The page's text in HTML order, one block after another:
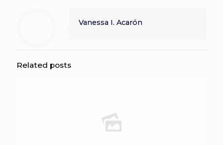
Vanessa I. Acarón
Related posts